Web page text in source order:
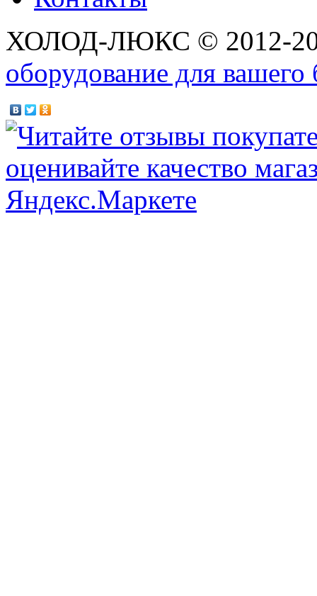
ХОЛОД-ЛЮКС © 2012-
оборудование для вашего